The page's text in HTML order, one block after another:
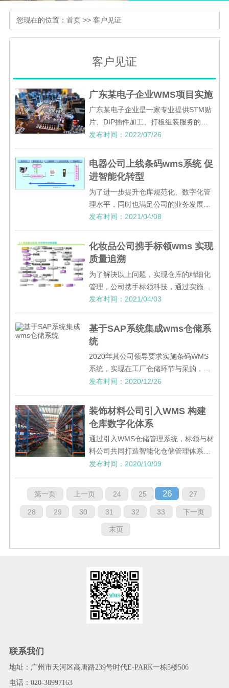
您现在的位置：首页 >>客户见证
客户见证
广东某电子企业WMS项目实施
广东某电子企业是一家专业提供STM贴
片、DIP插件加工、打板组装服务的加
工型企业。随着该企业业务的不断扩
ERP系统已经不能满足企业的仓库管理
需求。企业经过综合比较选型，决定引
入标领WMS仓储管理系统。
发布时间：2022/07/26
电器公司上线条码wms系统 促
进智能化转型
为了进一步提升仓库规范化、数字化管
理水平，同时也满足公司的业务发展需
求，决定引入标领条码wms系统，透过
条码wms系统项目的实施为公司带来效
益提升，并逐步实现公司智能化转型。
发布时间：2021/04/08
化妆品公司携手标领wms 实现
质量追溯
为了解决以上问题，实现仓库的精细化
管理，公司携手标领科技，通过实施敏
捷、稳定、系统化的WMS智能仓储系统
项目提高仓储管理水平、信息化程度，
提升企业竞争力。
发布时间：2021/04/03
基于SAP系统集成wms仓储系
统
2020年其公司领导要求实施条码WMS
系统，实现在工厂仓储环节与采购，生
产的管理协同，并与公司内部的SAP
ERP、SRM系统和MES系统无缝集成，
实现多系统间数据同步共享，从而建设
统一化、标准化、透明化的管理体系。
发布时间：2020/12/26
装饰材料公司引入WMS 构建
仓库数字化体系
通过引入WMS仓储管理系统，标领与材
料公司共同打造智能化仓储管理体系，
优化仓储作业流程，提升作业效率，进
发布时间：2020/10/09
第一页 上一页 24 25 26 27
28 29 30 31 32 33 下一页
末页
联系我们
地址：广州市天河区高唐路239号时代E-PARK一栋5楼506
电话：020-38997163